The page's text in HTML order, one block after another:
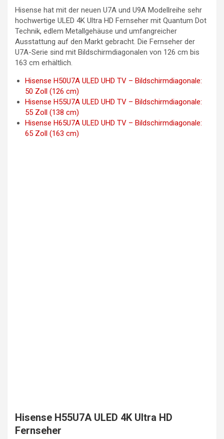
Hisense hat mit der neuen U7A und U9A Modellreihe sehr
hochwertige ULED 4K Ultra HD Fernseher mit Quantum Dot
Technik, edlem Metallgehäuse und umfangreicher
Ausstattung auf den Markt gebracht. Die Fernseher der
U7A-Serie sind mit Bildschirmdiagonalen von 126 cm bis
163 cm erhältlich.
Hisense H50U7A ULED UHD TV – Bildschirmdiagonale:
50 Zoll (126 cm)
Hisense H55U7A ULED UHD TV – Bildschirmdiagonale:
55 Zoll (138 cm)
Hisense H65U7A ULED UHD TV – Bildschirmdiagonale:
65 Zoll (163 cm)
Hisense H55U7A ULED 4K Ultra HD
Fernseher